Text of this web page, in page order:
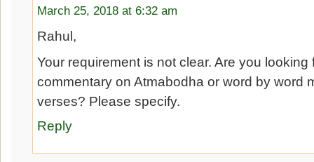
March 25, 2018 at 6:32 am
Rahul,
Your requirement is not clear. Are you looking
commentary on Atmabodha or word by word
verses? Please specify.
Reply